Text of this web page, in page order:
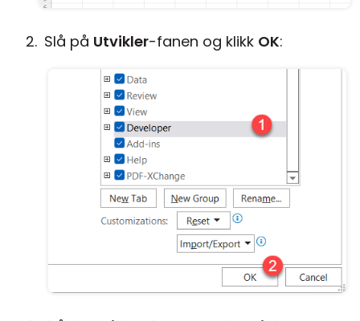
Slå på Utvikler-fanen og klikk OK: